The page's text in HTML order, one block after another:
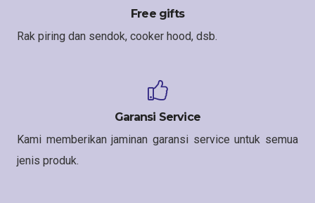
Free gifts
Rak piring dan sendok, cooker hood, dsb.
Garansi Service
Kami memberikan jaminan garansi service untuk semua
jenis produk.